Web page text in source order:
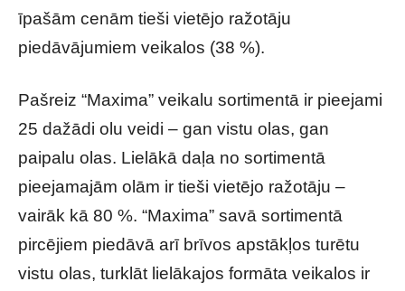
īpašām cenām tieši vietējo ražotāju
piedāvājumiem veikalos (38 %).
Pašreiz “Maxima” veikalu sortimentā ir pieejami
25 dažādi olu veidi – gan vistu olas, gan
paipalu olas. Lielākā daļa no sortimentā
pieejamajām olām ir tieši vietējo ražotāju –
vairāk kā 80 %. “Maxima” savā sortimentā
pircējiem piedāvā arī brīvos apstākļos turētu
vistu olas, turklāt lielākajos formāta veikalos ir